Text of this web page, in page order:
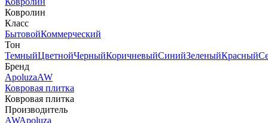
Ковролин
Класс
БытовойКоммерческий
Тон
ТемныйЦветнойЧерныйКоричневыйСинийЗеленыйКрасный
Бренд
ApoluzaAW
Ковровая плитка
Ковровая плитка
Производитель
AWApoluza